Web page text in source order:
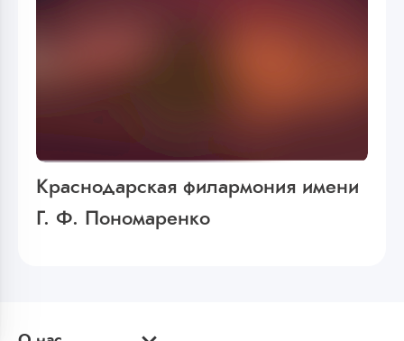
Краснодарская филармония имени
Г. Ф. Пономаренко